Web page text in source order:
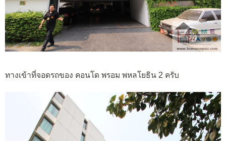
ทางเข้าที่จอดรถของ คอนโด พรอม พหลโยธิน 2 ครับ